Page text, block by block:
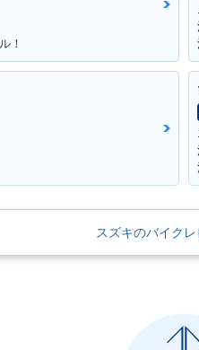
！
スズキのバイク